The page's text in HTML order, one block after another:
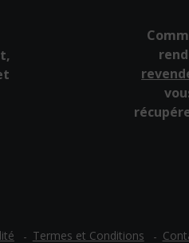
Termes et Conditions